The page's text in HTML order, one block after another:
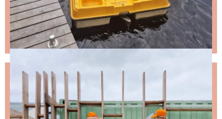
NIKS LEUKS MISSEN?
Schrijf je in voor de nieuwsbrief, dan stuur ik je
ongeveer twee keer per maand een leuke mail.